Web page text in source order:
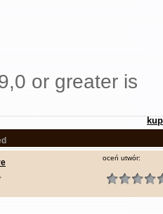
or greater is
oceń utwór: